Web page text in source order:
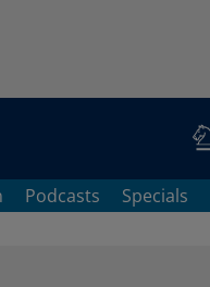
Podcasts Specials